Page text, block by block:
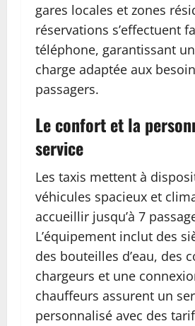
gares locales et zones
réservations s’effectuent
téléphone, garantissant
charge adaptée aux
passagers.
Le confort et la
service
Les taxis mettent à
véhicules spacieux et
accueillir jusqu’à 7
L’équipement inclut des
des bouteilles d’eau, des
chargeurs et une
chauffeurs assurent un
personnalisé avec des